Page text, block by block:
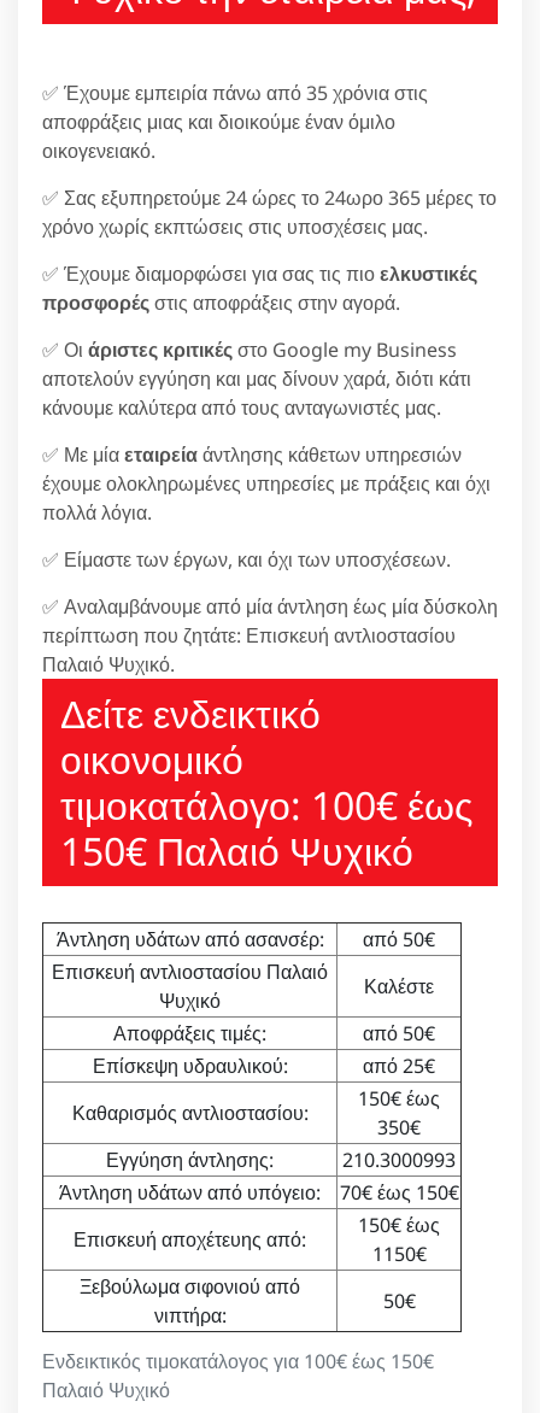
✅ Έχουμε εμπειρία πάνω από 35 χρόνια στις
αποφράξεις μιας και διοικούμε έναν όμιλο
οικογενειακό.
✅ Σας εξυπηρετούμε 24 ώρες το 24ωρο 365 μέρες το
χρόνο χωρίς εκπτώσεις στις υποσχέσεις μας.
✅ Έχουμε διαμορφώσει για σας τις πιοελκυστικές
προσφορέςστις αποφράξεις στην αγορά.
✅ Οι άριστες κριτικέςστο Google my Business
αποτελούν εγγύηση και μας δίνουν χαρά, διότι κάτι
κάνουμε καλύτερα από τους ανταγωνιστές μας.
✅ Με μίαεταιρείαάντλησης κάθετων υπηρεσιών
έχουμε ολοκληρωμένες υπηρεσίες με πράξεις και όχι
πολλά λόγια.
✅ Είμαστε των έργων, και όχι των υποσχέσεων.
✅ Αναλαμβάνουμε από μία άντληση έως μία δύσκολη
περίπτωση που ζητάτε: Επισκευή αντλιοστασίου
Παλαιό Ψυχικό.
Δείτε ενδεικτικό
οικονομικό
τιμοκατάλογο: 100€ έως
150€ Παλαιό Ψυχικό
Ενδεικτικός τιμοκατάλογος για 100€ έως 150€
Παλαιό Ψυχικό
Άντληση υδάτων από ασανσέρ:
από 50€
Επισκευή αντλιοστασίου Παλαιό
Ψυχικό
Καλέστε
Αποφράξεις τιμές:
από 50€
Επίσκεψη υδραυλικού:
από 25€
Καθαρισμός αντλιοστασίου:
150€ έως
350€
Εγγύηση άντλησης:
210.3000993
Άντληση υδάτων από υπόγειο:
70€ έως 150€
Επισκευή αποχέτευης από:
150€ έως
1150€
Ξεβούλωμα σιφονιού από
νιπτήρα:
50€